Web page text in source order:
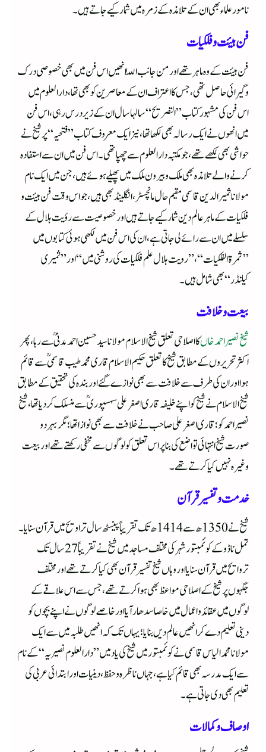
نامور علماء بھی ان کے تلامذہ کے زمرہ میں شمار کیے جاتے ہیں۔
فن ہیئت و فلکیات
فن ہیئت کے وہ ماہر تھے اور من جانب اللّٰہ انھیں اس فن میں بھی خصوصی درک
و گیرائی حاصل تھی، جس کا اعتراف ان کے معاصرین کو بھی تھا، دار العلوم میں
اس فن کی مشہور کتاب ”التصریح“ سالہا سال ان کے زیر درس رہی، اس فن
میں انھوں نے ایک رسالہ بھی لکھا تھا، نیز ایک معروف کتاب ”فتحیہ“ پر شیخ نے
حواشی بھی لکھے تھے، جو مکتبہ دار العلوم سے چھپا تھی۔ اس فن میں ان سے استفادہ
کرنے والے تلامذہ بھی ملک و بیرون ملک میں پھیلے ہوئے ہیں، جن میں ایک نام
مولانا ثمیر الدین قاسمی مقیم حال مانچسٹر، انگلینڈ بھی ہیں، جو اس وقت فن ہیئت و
فلکیات کے ماہر عالم دین شمار کیے جاتے ہیں اور خصوصیت سے رؤیت ہلال کے
سلسلے میں ان سے رائے لی جاتی ہے، ان کی اس فن میں لکھی ہوئی کتابوں میں
”ثمرۃ الفلکیات“، ”رویت ہلال علم فلکیات کی روشنی میں“ اور ”ثمیری
کیلنڈر“ بھی شامل ہیں۔
بیعت و خلافت
شیخ نصیر احمد خاںکا اصلاحی تعلق شیخ الاسلام مولانا سید حسین احمد مدنیؒ سے رہا، پھر
اکثر تحریروں کے مطابق شیخ کا تعلق حکیم الاسلام قاری محمد طیب قاسمیؒ سے قائم
ہوا اور ان کی طرف سے خلافت سے بھی نوازے گئے اور بندہ کی تحقیق کے مطابق
شیخ الاسلام نے شیخ کو اپنے خلیفہ قاری اصغر علی سہسپوریؒ سے منسلک کر دیا تھا، شیخ
نصیر احمد کو؛ قاری اصغر علی صاحب نے خلافت سے بھی نوازا تھا؛ مگر بہر دو
صورت شیخ انتہائی تواضع کی بنا پر اس تعلق کو لوگوں سے مخفی رکھتے تھے اور بیعت
وغیرہ نہیں کیا کرتے تھے۔
خدمت و تفسیر قرآن
شیخ نے 1350ھ سے 1414ھ تک تقریباً پینسٹھ سال تراویح میں قرآن سنایا۔
تمل ناڈو کے کوئمبتور شہر کی مختلف مساجد میں شیخ نے تقریباً 27 سال تک
تروایح میں قرآن سنایا اور وہاں شیخ تفسیر قرآن بھی کیا کرتے تھے اور مختلف
جگہوں پر شیخ کے اصلاحی مواعظ بھی ہوا کرتے تھے، جس سے اس علاقے کے
لوگوں میں عقائد و اعمال میں خاصا سدھار آیا اور خاصے لوگوں نے اپنے بچوں کو
دینی تعلیم دے کر انھیں عالم دیں بنایا؛ یہاں تک کہ انھیں طلبہ میں سے ایک
مولانا محمد الیاس قاسمی نے کوئمبتور میں شیخ کی یاد میں ”دار العلوم نصیریہ“ کے نام
سے ایک مدرسہ بھی قائم کیا ہے، جہاں ناظرہ و حفظ، دینیات اور ابتدائی عربی کی
تعلیم بھی دی جاتی ہے۔
اوصاف و کمالات